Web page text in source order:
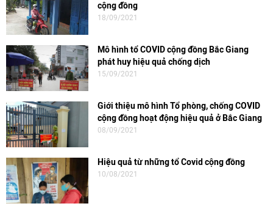
cộng đồng
18/09/2021
Mô hình tổ COVID cộng đồng Bắc Giang
phát huy hiệu quả chống dịch
15/09/2021
Giới thiệu mô hình Tổ phòng, chống COVID
cộng đồng hoạt động hiệu quả ở Bắc Giang
08/09/2021
Hiệu quả từ những tổ Covid cộng đồng
10/08/2021